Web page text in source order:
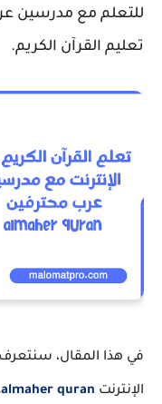
للتعلم مع مدرسين
تعليم القرآن الكريم.
في هذا المقال،
الإنترنت almaher quran